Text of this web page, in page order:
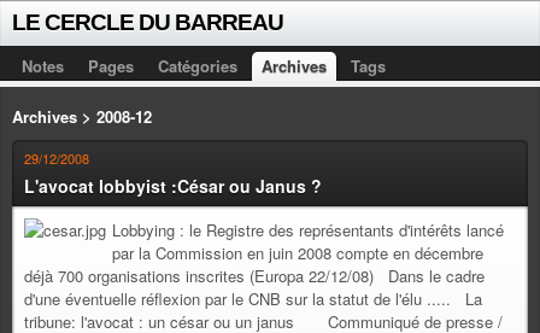
LE CERCLE DU BARREAU
Notes Pages Catégories Archives Tags
Archives > 2008-12
29/12/2008
L'avocat lobbyist :César ou Janus ?
Lobbying : le Registre des représentants d'intérêts lancé
par la Commission en juin 2008 compte en décembre
déjà 700 organisations inscrites (Europa 22/12/08) Dans le cadre
d'une éventuelle réflexion par le CNB sur la statut de l'élu ..... La
tribune: l'avocat : un césar ou un janus Communiqué de presse /